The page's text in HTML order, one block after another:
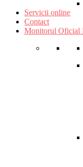
Servicii online
Contact
Monitorul Oficial